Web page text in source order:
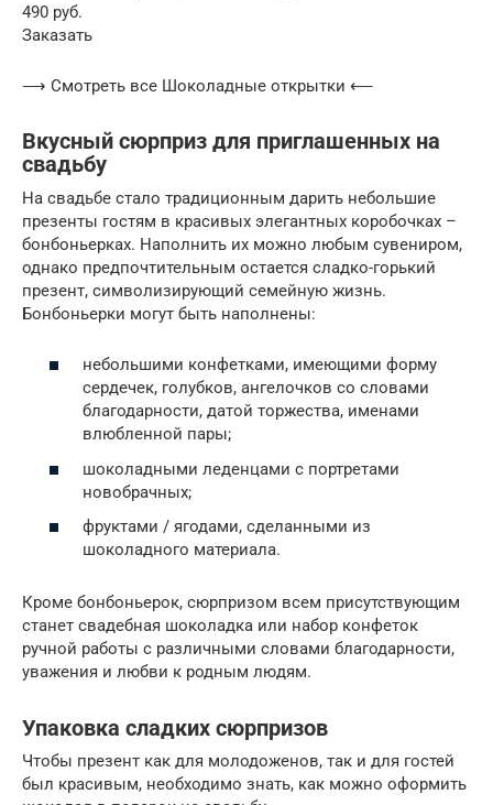
490 руб.
Заказать
⟶ Смотреть все Шоколадные открытки ⟵
Вкусный сюрприз для приглашенных на
свадьбу
На свадьбе стало традиционным дарить небольшие
презенты гостям в красивых элегантных коробочках –
бонбоньерках. Наполнить их можно любым сувениром,
однако предпочтительным остается сладко-горький
презент, символизирующий семейную жизнь.
Бонбоньерки могут быть наполнены:
небольшими конфетками, имеющими форму
сердечек, голубков, ангелочков со словами
благодарности, датой торжества, именами
влюбленной пары;
шоколадными леденцами с портретами
новобрачных;
фруктами / ягодами, сделанными из
шоколадного материала.
Кроме бонбоньерок, сюрпризом всем присутствующим
станет свадебная шоколадка или набор конфеток
ручной работы с различными словами благодарности,
уважения и любви к родным людям.
Упаковка сладких сюрпризов
Чтобы презент как для молодоженов, так и для гостей
был красивым, необходимо знать, как можно оформить